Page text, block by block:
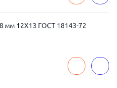
мм 12Х13 ГОСТ 18143-72